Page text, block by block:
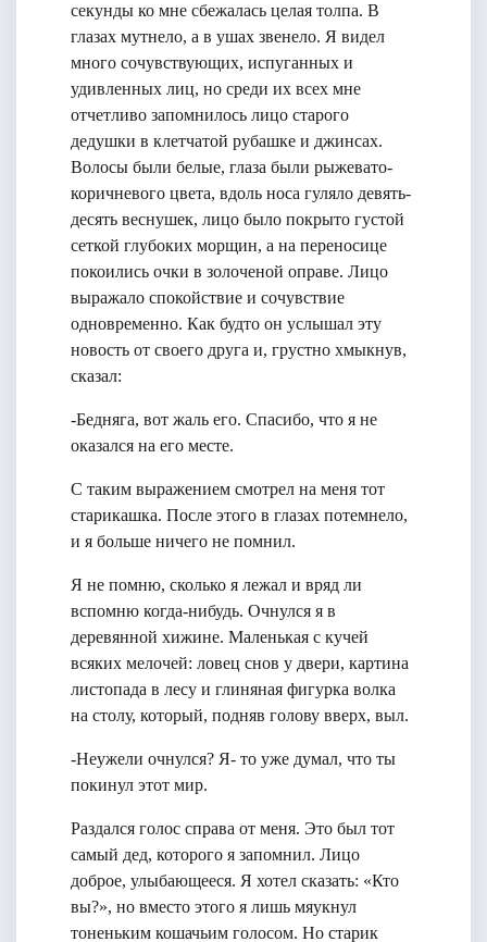
секунды ко мне сбежалась целая толпа. В
глазах мутнело, а в ушах звенело. Я видел
много сочувствующих, испуганных и
удивленных лиц, но среди их всех мне
отчетливо запомнилось лицо старого
дедушки в клетчатой рубашке и джинсах.
Волосы были белые, глаза были рыжевато-
коричневого цвета, вдоль носа гуляло девять-
десять веснушек, лицо было покрыто густой
сеткой глубоких морщин, а на переносице
покоились очки в золоченой оправе. Лицо
выражало спокойствие и сочувствие
одновременно. Как будто он услышал эту
новость от своего друга и, грустно хмыкнув,
сказал:
-Бедняга, вот жаль его. Спасибо, что я не
оказался на его месте.
С таким выражением смотрел на меня тот
старикашка. После этого в глазах потемнело,
и я больше ничего не помнил.
Я не помню, сколько я лежал и вряд ли
вспомню когда-нибудь. Очнулся я в
деревянной хижине. Маленькая с кучей
всяких мелочей: ловец снов у двери, картина
листопада в лесу и глиняная фигурка волка
на столу, который, подняв голову вверх, выл.
-Неужели очнулся? Я- то уже думал, что ты
покинул этот мир.
Раздался голос справа от меня. Это был тот
самый дед, которого я запомнил. Лицо
доброе, улыбающееся. Я хотел сказать: «Кто
вы?», но вместо этого я лишь мяукнул
тоненьким кошачьим голосом. Но старик